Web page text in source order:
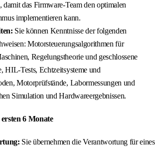
damit das Firmware-Team den optimalen
implementieren kann.
Sie können Kenntnisse der folgenden
Motorsteuerungsalgorithmen für
Regelungstheorie und geschlossene
HIL-Tests, Echtzeitsysteme und
Motorprüfstände, Labormessungen und
Simulation und Hardwareergebnissen.
6 Monate
Sie übernehmen die Verantwortung für eines